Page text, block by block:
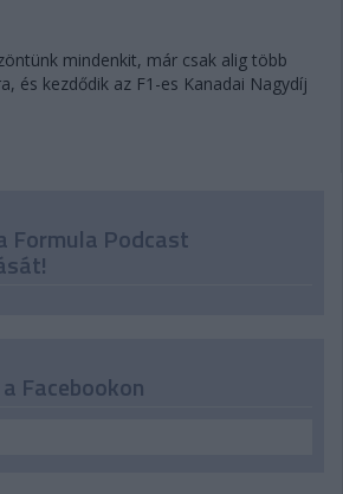
mindenkit, már csak alig több
és kezdődik az F1-es Kanadai Nagydíj
Formula Podcast
Facebookon